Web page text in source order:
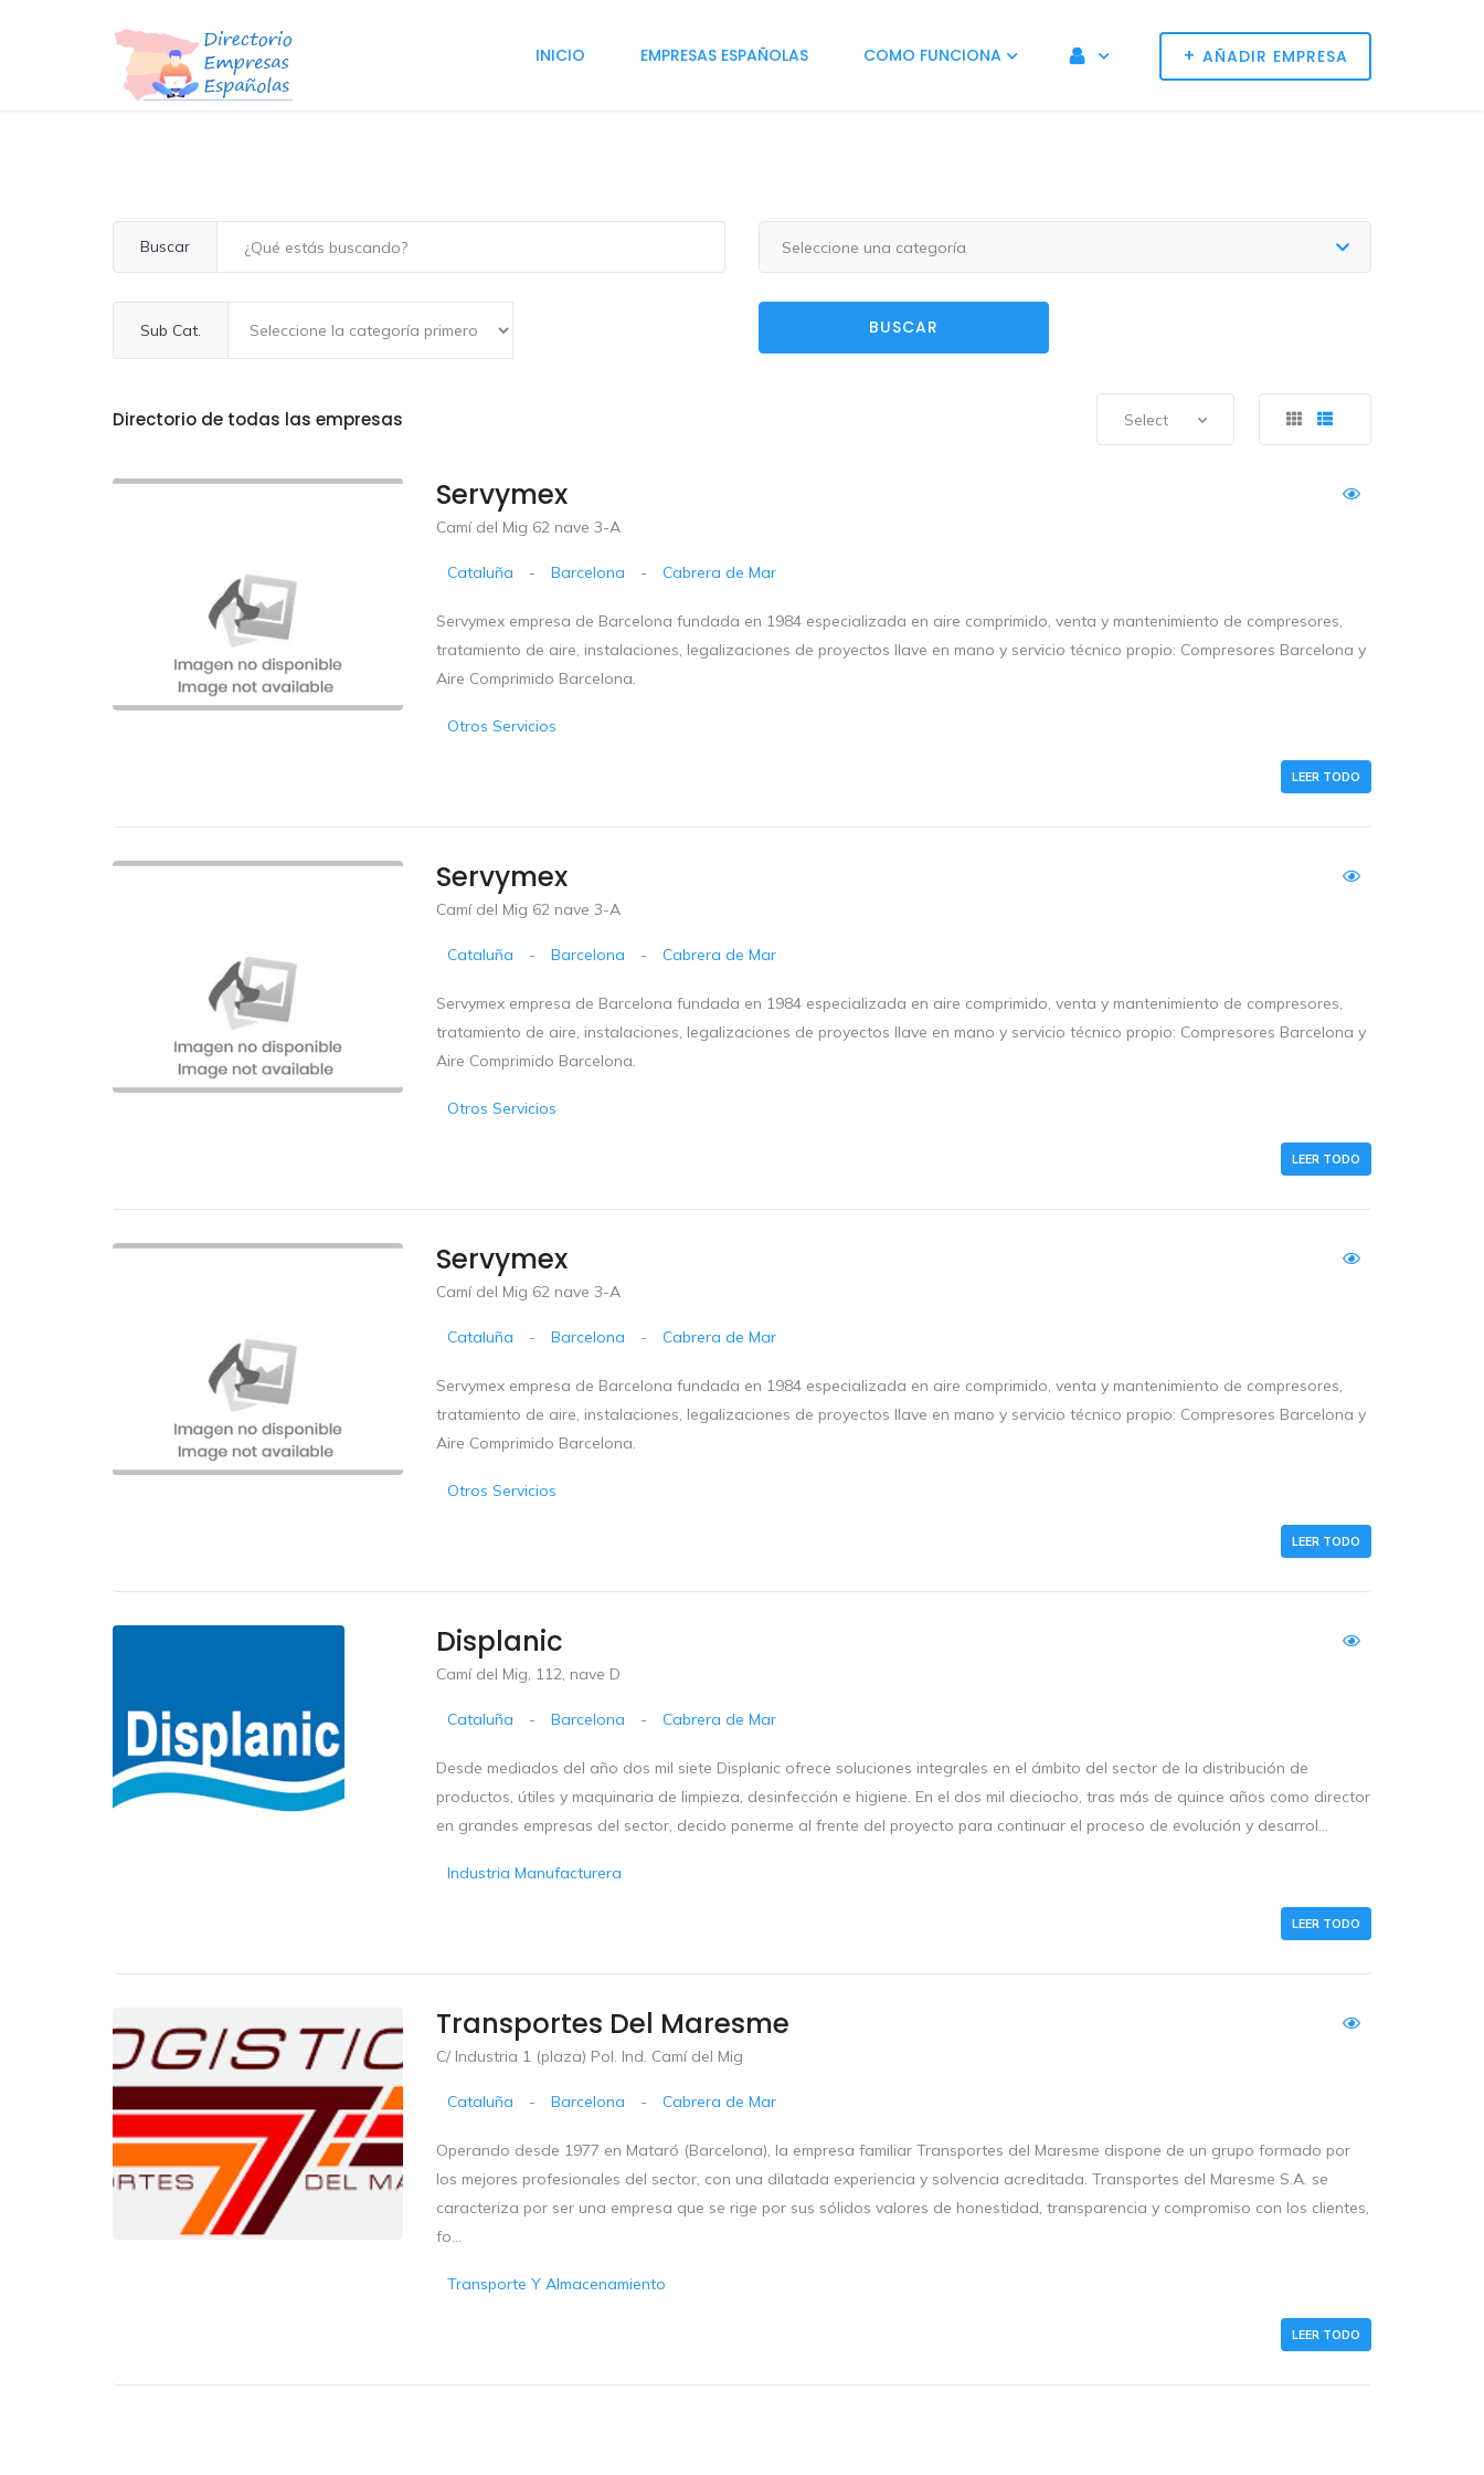
+ AÑADIR EMPRESA
INICIO EMPRESAS ESPAÑOLAS COMO FUNCIONA
Buscar Seleccione una categoría
Sub Cat. BUSCAR
Directorio de todas las empresas Select
Servymex
Camí del Mig 62 nave 3-A
Cataluña - Barcelona - Cabrera de Mar
Servymex empresa de Barcelona fundada en 1984 especializada en aire comprimido, venta y mantenimiento de compresores,
tratamiento de aire, instalaciones, legalizaciones de proyectos llave en mano y servicio técnico propio: Compresores Barcelona y
Aire Comprimido Barcelona.
Otros Servicios
LEER TODO
Servymex
Camí del Mig 62 nave 3-A
Cataluña - Barcelona - Cabrera de Mar
Servymex empresa de Barcelona fundada en 1984 especializada en aire comprimido, venta y mantenimiento de compresores,
tratamiento de aire, instalaciones, legalizaciones de proyectos llave en mano y servicio técnico propio: Compresores Barcelona y
Aire Comprimido Barcelona.
Otros Servicios
LEER TODO
Servymex
Camí del Mig 62 nave 3-A
Cataluña - Barcelona - Cabrera de Mar
Servymex empresa de Barcelona fundada en 1984 especializada en aire comprimido, venta y mantenimiento de compresores,
tratamiento de aire, instalaciones, legalizaciones de proyectos llave en mano y servicio técnico propio: Compresores Barcelona y
Aire Comprimido Barcelona.
Otros Servicios
LEER TODO
Displanic
Camí del Mig, 112, nave D
Cataluña - Barcelona - Cabrera de Mar
Desde mediados del año dos mil siete Displanic ofrece soluciones integrales en el ámbito del sector de la distribución de
productos, útiles y maquinaria de limpieza, desinfección e higiene. En el dos mil dieciocho, tras más de quince años como director
en grandes empresas del sector, decido ponerme al frente del proyecto para continuar el proceso de evolución y desarrol...
Industria Manufacturera
LEER TODO
Transportes Del Maresme
C/ Industria 1 (plaza) Pol. Ind. Camí del Mig
Cataluña - Barcelona - Cabrera de Mar
Operando desde 1977 en Mataró (Barcelona), la empresa familiar Transportes del Maresme dispone de un grupo formado por
los mejores profesionales del sector, con una dilatada experiencia y solvencia acreditada. Transportes del Maresme S.A. se
caracteriza por ser una empresa que se rige por sus sólidos valores de honestidad, transparencia y compromiso con los clientes,
fo...
Transporte Y Almacenamiento
LEER TODO